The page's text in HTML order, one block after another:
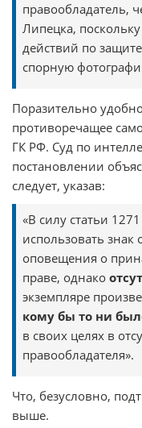
правообладатель,
Липецка,
действий по
спорную
Поразительно
противоречащее
ГК РФ. Суд по
постановлении
следует, указав:
«В силу статьи
использовать знак
оповещения о
праве, однако
экземпляре
кому бы то ни
в своих целях в
правообладателя».
Что, безусловно,
выше.